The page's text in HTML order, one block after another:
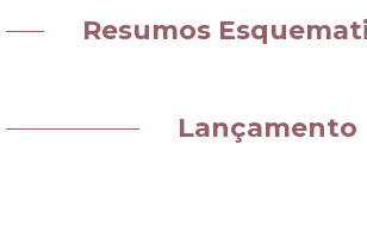
Resumos
Lançamento